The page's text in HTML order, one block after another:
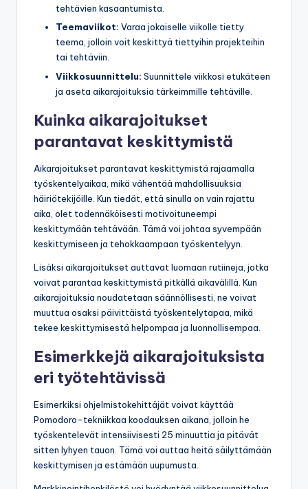
tehtävien kasaantumista.
Teemaviikot: Varaa jokaiselle viikolle tietty
teema, jolloin voit keskittyä tiettyihin projekteihin
tai tehtäviin.
Viikkosuunnittelu: Suunnittele viikkosi etukäteen
ja aseta aikarajoituksia tärkeimmille tehtäville.
Kuinka aikarajoitukset
parantavat keskittymistä
Aikarajoitukset parantavat keskittymistä rajaamalla
työskentelyaikaa, mikä vähentää mahdollisuuksia
häiriötekijöille. Kun tiedät, että sinulla on vain rajattu
aika, olet todennäköisesti motivoituneempi
keskittymään tehtävään. Tämä voi johtaa syvempään
keskittymiseen ja tehokkaampaan työskentelyyn.
Lisäksi aikarajoitukset auttavat luomaan rutiineja, jotka
voivat parantaa keskittymistä pitkällä aikavälillä. Kun
aikarajoituksia noudatetaan säännöllisesti, ne voivat
muuttua osaksi päivittäistä työskentelytapaa, mikä
tekee keskittymisestä helpompaa ja luonnollisempaa.
Esimerkkejä aikarajoituksista
eri työtehtävissä
Esimerkiksi ohjelmistokehittäjät voivat käyttää
Pomodoro-tekniikkaa koodauksen aikana, jolloin he
työskentelevät intensiivisesti 25 minuuttia ja pitävät
sitten lyhyen tauon. Tämä voi auttaa heitä säilyttämään
keskittymisen ja estämään uupumusta.